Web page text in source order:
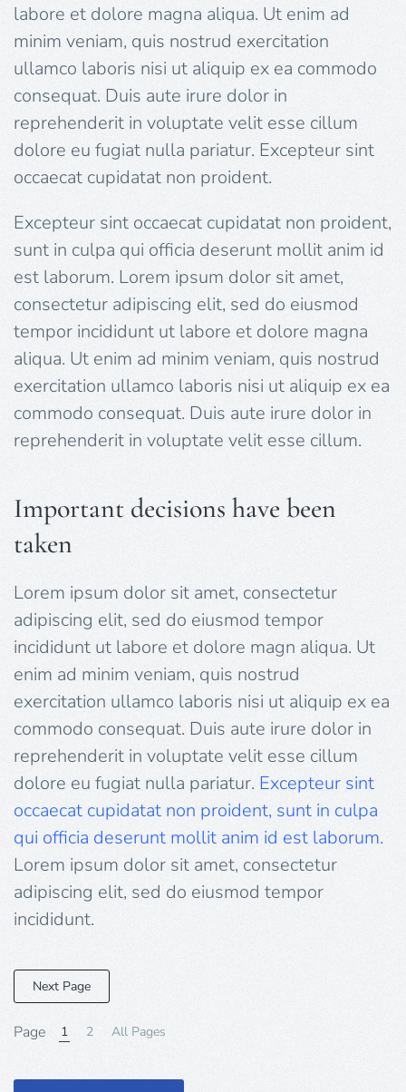
labore et dolore magna aliqua. Ut enim ad
minim veniam, quis nostrud exercitation
ullamco laboris nisi ut aliquip ex ea commodo
consequat. Duis aute irure dolor in
reprehenderit in voluptate velit esse cillum
dolore eu fugiat nulla pariatur. Excepteur sint
occaecat cupidatat non proident.
Excepteur sint occaecat cupidatat non proident,
sunt in culpa qui officia deserunt mollit anim id
est laborum. Lorem ipsum dolor sit amet,
consectetur adipiscing elit, sed do eiusmod
tempor incididunt ut labore et dolore magna
aliqua. Ut enim ad minim veniam, quis nostrud
exercitation ullamco laboris nisi ut aliquip ex ea
commodo consequat. Duis aute irure dolor in
reprehenderit in voluptate velit esse cillum.
Important decisions have been
taken
Lorem ipsum dolor sit amet, consectetur
adipiscing elit, sed do eiusmod tempor
incididunt ut labore et dolore magn aliqua. Ut
enim ad minim veniam, quis nostrud
exercitation ullamco laboris nisi ut aliquip ex ea
commodo consequat. Duis aute irure dolor in
reprehenderit in voluptate velit esse cillum
dolore eu fugiat nulla pariatur. Excepteur sint
occaecat cupidatat non proident, sunt in culpa
qui officia deserunt mollit anim id est laborum.
Lorem ipsum dolor sit amet, consectetur
adipiscing elit, sed do eiusmod tempor
incididunt.
Next Page
Page 1 2 All Pages